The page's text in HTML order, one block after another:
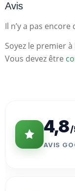
Avis
Il n’y a pas encore
Soyez le premier
Vous devez être
4,8
AVIS